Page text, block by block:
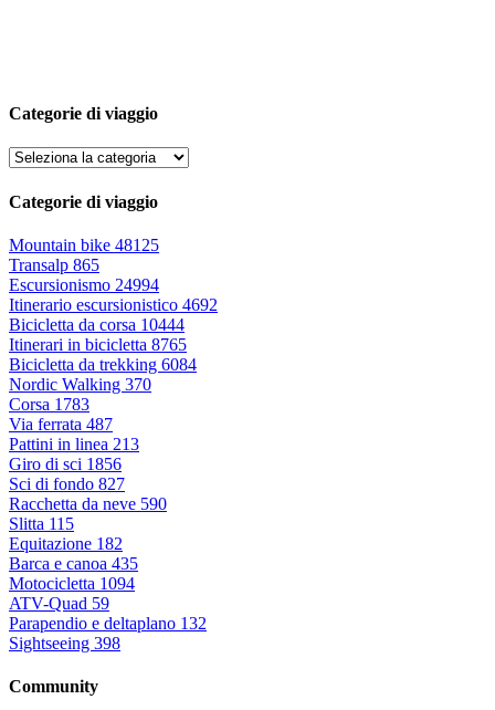
Categorie di viaggio
Categorie di viaggio
Mountain bike 48125
Transalp 865
Escursionismo 24994
Itinerario escursionistico 4692
Bicicletta da corsa 10444
Itinerari in bicicletta 8765
Bicicletta da trekking 6084
Nordic Walking 370
Corsa 1783
Via ferrata 487
Pattini in linea 213
Giro di sci 1856
Sci di fondo 827
Racchetta da neve 590
Slitta 115
Equitazione 182
Barca e canoa 435
Motocicletta 1094
ATV-Quad 59
Parapendio e deltaplano 132
Sightseeing 398
Community